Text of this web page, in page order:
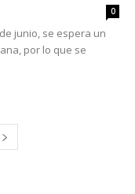
0
junio, se espera un
por lo que se